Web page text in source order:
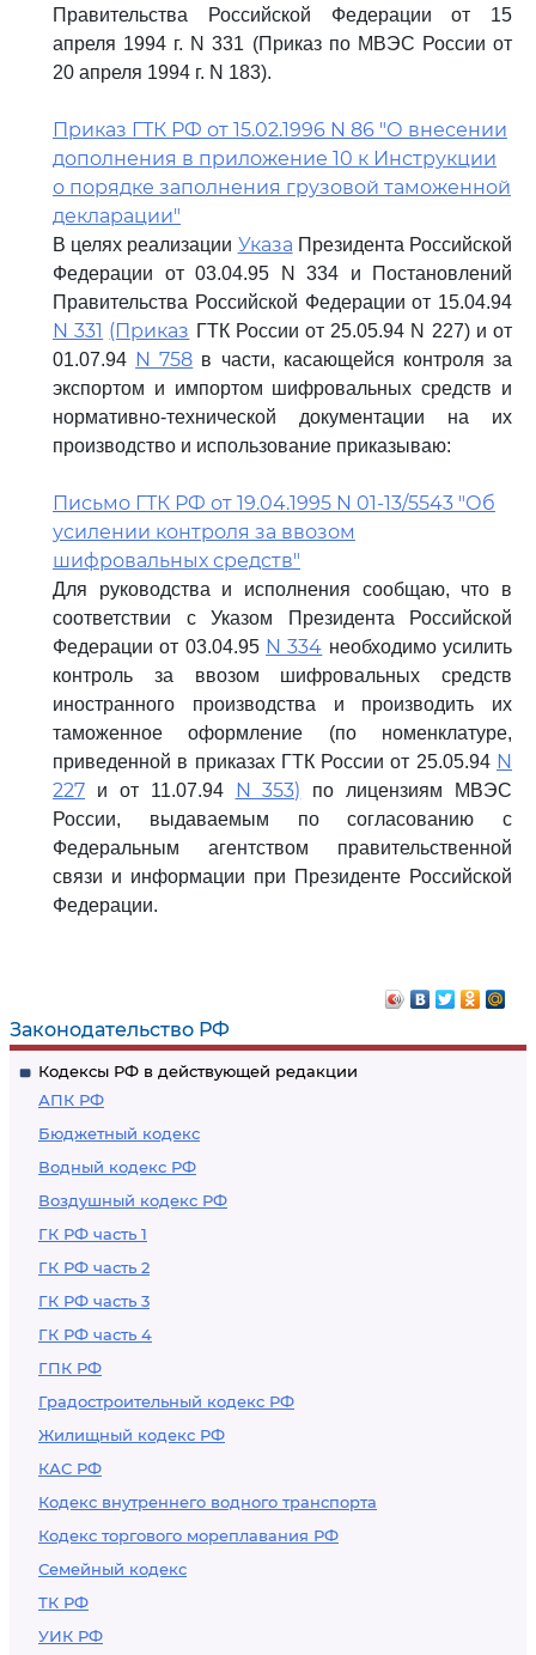
Законодательство РФ
Кодексы РФ в действующей редакции
АПК РФ
Бюджетный кодекс
Водный кодекс РФ
Воздушный кодекс РФ
ГК РФ часть 1
ГК РФ часть 2
ГК РФ часть 3
ГК РФ часть 4
ГПК РФ
Градостроительный кодекс РФ
Жилищный кодекс РФ
КАС РФ
Кодекс внутреннего водного транспорта
Кодекс торгового мореплавания РФ
Семейный кодекс
ТК РФ
УИК РФ
Правительства Российской Федерации от 15
апреля 1994 г. N 331 (Приказ по МВЭС России от
20 апреля 1994 г. N 183).
Приказ ГТК РФ от 15.02.1996 N 86 "О внесении
дополнения в приложение 10 к Инструкции
о порядке заполнения грузовой таможенной
декларации"
В целях реализации Указа Президента Российской
Федерации от 03.04.95 N 334 и Постановлений
Правительства Российской Федерации от 15.04.94
N 331 (Приказ ГТК России от 25.05.94 N 227) и от
01.07.94 N 758 в части, касающейся контроля за
экспортом и импортом шифровальных средств и
нормативно-технической документации на их
производство и использование приказываю:
Письмо ГТК РФ от 19.04.1995 N 01-13/5543 "Об
усилении контроля за ввозом
шифровальных средств"
Для руководства и исполнения сообщаю, что в
соответствии с Указом Президента Российской
Федерации от 03.04.95 N 334 необходимо усилить
контроль за ввозом шифровальных средств
иностранного производства и производить их
таможенное оформление (по номенклатуре,
приведенной в приказах ГТК России от 25.05.94 N
227 и от 11.07.94 N 353) по лицензиям МВЭС
России, выдаваемым по согласованию с
Федеральным агентством правительственной
связи и информации при Президенте Российской
Федерации.